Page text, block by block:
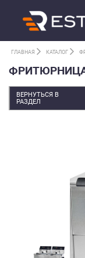
ГЛАВНАЯ КАТАЛОГ
ФРИТЮРНИЦА
ВЕРНУТЬСЯ В
РАЗДЕЛ